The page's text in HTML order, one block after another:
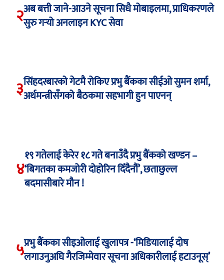
२अब बत्ती जाने-आउने सूचना सिधै मोबाइलमा, प्राधिकरणले
सुरु गर्‍यो अनलाइन KYC सेवा
३सिंहदरबारको गेटमै रोकिए प्रभु बैंकका सीईओ सुमन शर्मा,
अर्थमन्त्रीसँगको बैठकमा सहभागी हुन पाएनन्
४
१९ गतेलाई केरेर १८ गते बनाउँदै प्रभु बैंकको खण्डन –
‘बिगतका कमजोरी दोहोरिन दिँदैनौं’, छताछुल्ल
बदमासीबारे मौन !
५प्रभु बैंकका सीइओलाई खुलापत्र -‘मिडियालाई दोष
लगाउनुअघि गैरजिम्मेवार सूचना अधिकारीलाई हटाउनूस्’